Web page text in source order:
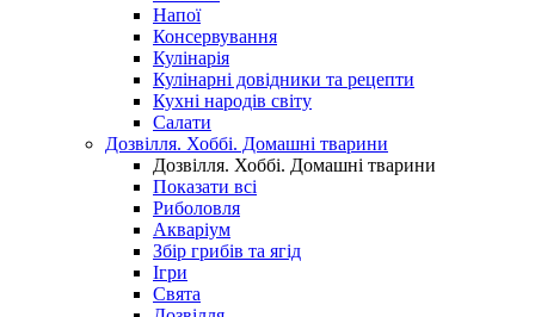
Напої
Консервування
Кулінарія
Кулінарні довідники та рецепти
Кухні народів світу
Салати
Дозвілля. Хоббі. Домашні тварини
Дозвілля. Хоббі. Домашні тварини
Показати всі
Риболовля
Акваріум
Збір грибів та ягід
Ігри
Свята